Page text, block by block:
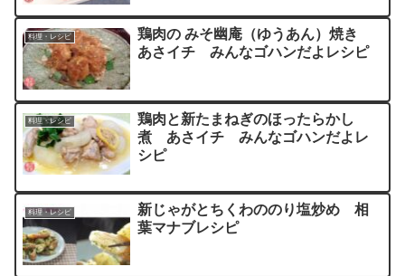
料理・レシピ
鶏肉の みそ幽庵（ゆうあん）焼き
あさイチ みんなゴハンだよレシピ
料理・レシピ
鶏肉と新たまねぎのほったらかし
煮 あさイチ みんなゴハンだよレ
シピ
料理・レシピ
新じゃがとちくわののり塩炒め 相
葉マナブレシピ